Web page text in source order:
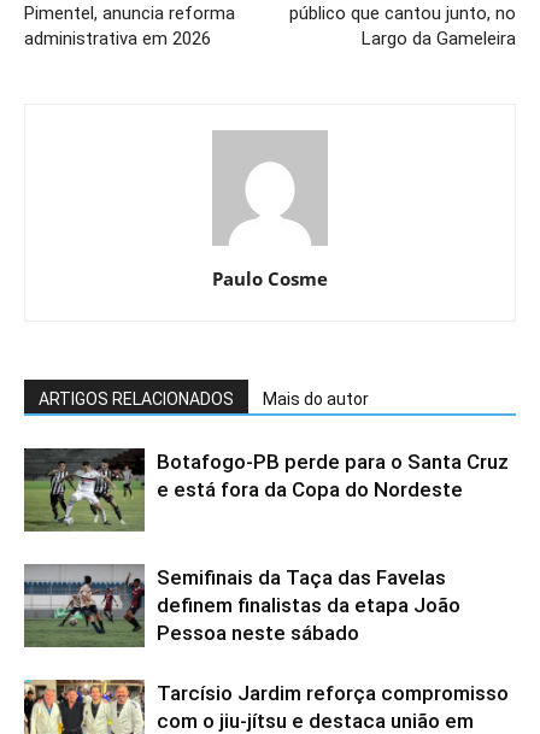
Pimentel, anuncia reforma
administrativa em 2026
público que cantou junto, no
Largo da Gameleira
Paulo Cosme
ARTIGOS RELACIONADOS Mais do autor
Botafogo-PB perde para o Santa Cruz
e está fora da Copa do Nordeste
Semifinais da Taça das Favelas
definem finalistas da etapa João
Pessoa neste sábado
Tarcísio Jardim reforça compromisso
com o jiu-jítsu e destaca união em